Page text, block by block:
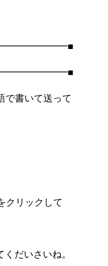
で書いて送って
クリックして
だいさいね。